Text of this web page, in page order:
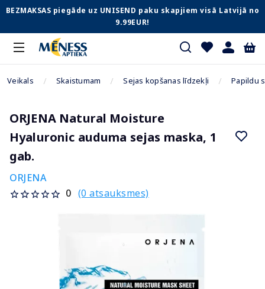
BEZMAKSAS piegāde uz UNISEND paku skapjiem visā Latvijā no
9.99EUR!
Veikals Skaistumam Sejas kopšanas līdzekļi Papildu
ORJENA Natural Moisture
Hyaluronic auduma sejas maska, 1
gab.
ORJENA
0 (0 atsauksmes)